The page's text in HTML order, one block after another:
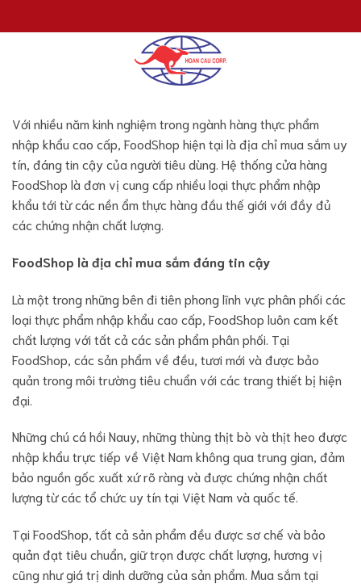
đến
Với nhiều năm kinh nghiệm trong ngành hàng thực phẩm
nhập khẩu cao cấp, FoodShop hiện tại là địa chỉ mua sắm uy
tín, đáng tin cậy của người tiêu dùng. Hệ thống cửa hàng
FoodShop là đơn vị cung cấp nhiều loại thực phẩm nhập
khẩu tới từ các nền ẩm thực hàng đầu thế giới với đầy đủ
các chứng nhận chất lượng.
FoodShop là địa chỉ mua sắm đáng tin cậy
Là một trong những bên đi tiên phong lĩnh vực phân phối các
loại thực phẩm nhập khẩu cao cấp, FoodShop luôn cam kết
chất lượng với tất cả các sản phẩm phân phối. Tại
FoodShop, các sản phẩm về đều, tươi mới và được bảo
quản trong môi trường tiêu chuẩn với các trang thiết bị hiện
đại.
Những chú cá hồi Nauy, những thùng thịt bò và thịt heo được
nhập khẩu trực tiếp về Việt Nam không qua trung gian, đảm
bảo nguồn gốc xuất xứ rõ ràng và được chứng nhận chất
lượng từ các tổ chức uy tín tại Việt Nam và quốc tế.
Tại FoodShop, tất cả sản phẩm đều được sơ chế và bảo
quản đạt tiêu chuẩn, giữ trọn được chất lượng, hương vị
cũng như giá trị dinh dưỡng của sản phẩm. Mua sắm tại